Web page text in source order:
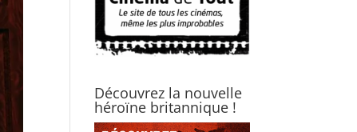
Découvrez la nouvelle
héroïne britannique !